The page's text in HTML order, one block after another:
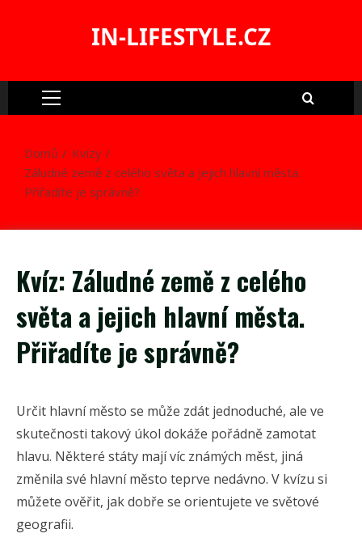
IN-LIFESTYLE.CZ
Primary
Domů
Kvízy
Záludné země z celého světa a jejich hlavní města.
Přiřadíte je správně?
Kvíz: Záludné země z celého
světa a jejich hlavní města.
Přiřadíte je správně?
Určit hlavní město se může zdát jednoduché, ale ve
skutečnosti takový úkol dokáže pořádně zamotat
hlavu. Některé státy mají víc známých měst, jiná
změnila své hlavní město teprve nedávno. V kvízu si
můžete ověřit, jak dobře se orientujete ve světové
geografii.